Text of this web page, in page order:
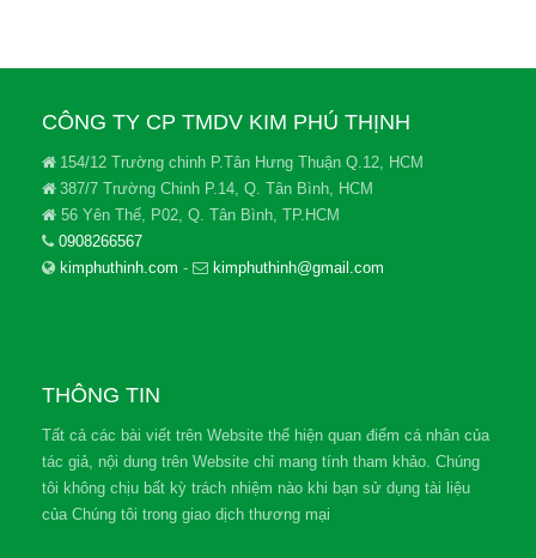
CÔNG TY CP TMDV KIM PHÚ THỊNH
154/12 Trường chinh P.Tân Hưng Thuận Q.12, HCM
387/7 Trường Chinh P.14, Q. Tân Bình, HCM
56 Yên Thế, P02, Q. Tân Bình, TP.HCM
0908266567
kimphuthinh.com - kimphuthinh@gmail.com
THÔNG TIN
Tất cả các bài viết trên Website thể hiện quan điểm cá nhân của
tác giả, nội dung trên Website chỉ mang tính tham khảo. Chúng
tôi không chịu bất kỳ trách nhiệm nào khi bạn sử dụng tài liệu
của Chúng tôi trong giao dịch thương mại